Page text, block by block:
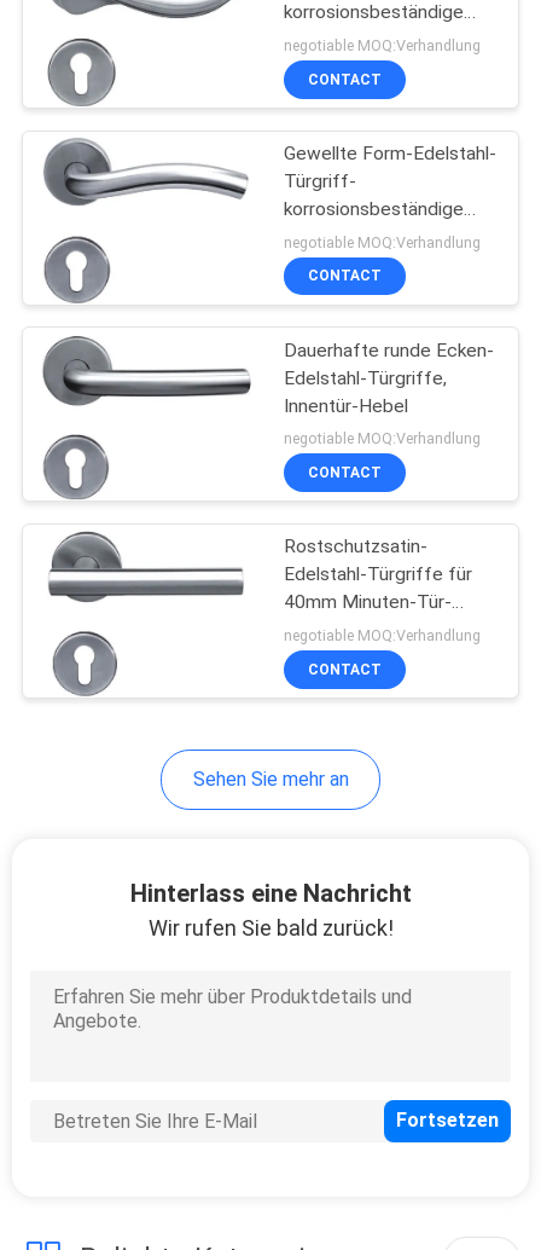
korrosionsbeständige
lange Lebenszeit
negotiable MOQ:Verhandlung
CONTACT
Gewellte Form-Edelstahl-
Türgriff-
korrosionsbeständige
100000 Zeiten
negotiable MOQ:Verhandlung
CONTACT
Dauerhafte runde Ecken-
Edelstahl-Türgriffe,
Innentür-Hebel
negotiable MOQ:Verhandlung
CONTACT
Rostschutzsatin-
Edelstahl-Türgriffe für
40mm Minuten-Tür-
Stärke
negotiable MOQ:Verhandlung
CONTACT
Sehen Sie mehr an
Hinterlass eine Nachricht
Wir rufen Sie bald zurück!